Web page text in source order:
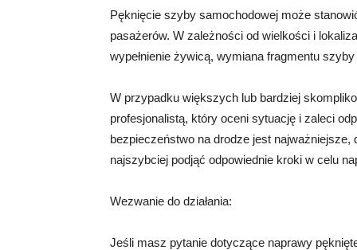
Pęknięcie szyby samochodowej może
pasażerów. W zależności od wielkości i
wypełnienie żywicą, wymiana fragmentu
W przypadku większych lub bardziej
profesjonalistą, który oceni sytuację i zaleci
bezpieczeństwo na drodze jest
najszybciej podjąć odpowiednie kroki w celu
Wezwanie do działania:
Jeśli masz pytanie dotyczące naprawy